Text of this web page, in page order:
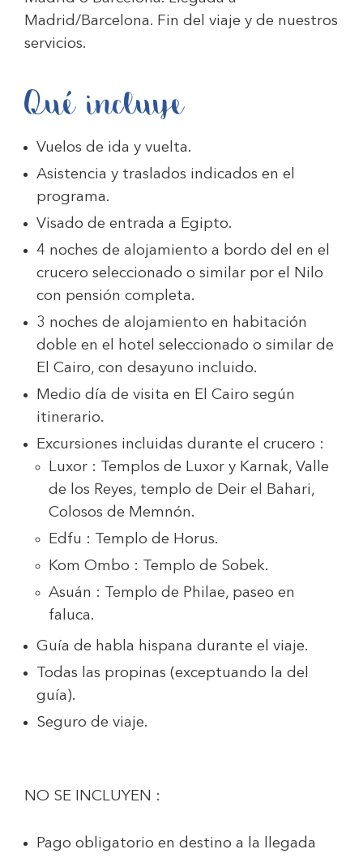
Madrid/Barcelona. Fin del viaje y de nuestros
servicios.
Qué incluye
Vuelos de ida y vuelta.
Asistencia y traslados indicados en el
programa.
Visado de entrada a Egipto.
4 noches de alojamiento a bordo del en el
crucero seleccionado o similar por el Nilo
con pensión completa.
3 noches de alojamiento en habitación
doble en el hotel seleccionado o similar de
El Cairo, con desayuno incluido.
Medio día de visita en El Cairo según
itinerario.
Excursiones incluidas durante el crucero :
Luxor : Templos de Luxor y Karnak, Valle
de los Reyes, templo de Deir el Bahari,
Colosos de Memnón.
Edfu : Templo de Horus.
Kom Ombo : Templo de Sobek.
Asuán : Templo de Philae, paseo en
faluca.
Guía de habla hispana durante el viaje.
Todas las propinas (exceptuando la del
guía).
Seguro de viaje.
NO SE INCLUYEN :
Pago obligatorio en destino a la llegada